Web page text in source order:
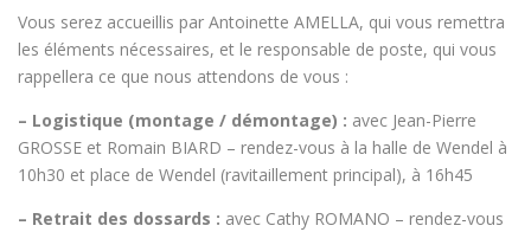
Vous serez accueillis par Antoinette AMELLA, qui vous remettra
les éléments nécessaires, et le responsable de poste, qui vous
rappellera ce que nous attendons de vous :
– Logistique (montage / démontage) : avec Jean-Pierre
GROSSE et Romain BIARD – rendez-vous à la halle de Wendel à
10h30 et place de Wendel (ravitaillement principal), à 16h45
– Retrait des dossards : avec Cathy ROMANO – rendez-vous